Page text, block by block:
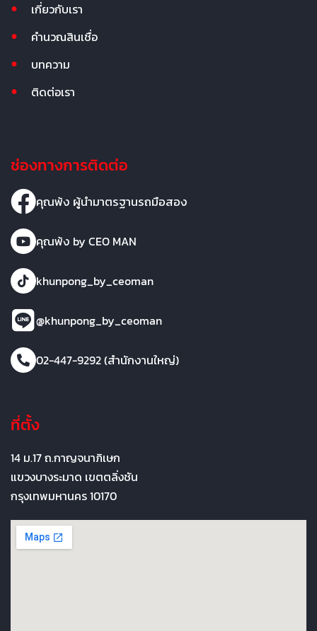
เกี่ยวกับเรา
คำนวณสินเชื่อ
บทความ
ติดต่อเรา
ช่องทางการติดต่อ
คุณพ้ง ผู้นำมาตรฐานรถมือสอง
คุณพ้ง by CEO MAN
khunpong_by_ceoman
@khunpong_by_ceoman
02-447-9292 (สำนักงานใหญ่)
ที่ตั้ง
14 ม.17 ถ.กาญจนาภิเษก
แขวงบางระมาด เขตตลิ่งชัน
กรุงเทพมหานคร 10170